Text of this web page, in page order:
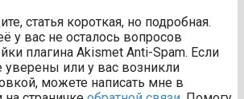
статья короткая, но подробная.
у вас не осталось вопросов
плагина Akismet Anti-Spam. Если
или у вас возникли
можете написать мне в